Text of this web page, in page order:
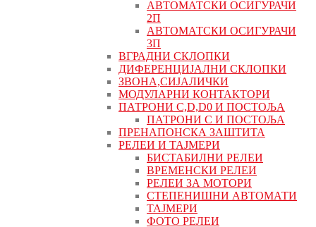
АВТОМАТСКИ ОСИГУРАЧИ
2П
АВТОМАТСКИ ОСИГУРАЧИ
3П
ВГРАДНИ СКЛОПКИ
ДИФЕРЕНЦИЈАЛНИ СКЛОПКИ
ЗВОНА,СИЈАЛИЧКИ
МОДУЛАРНИ КОНТАКТОРИ
ПАТРОНИ C,D,D0 И ПОСТОЉА
ПАТРОНИ C И ПОСТОЉА
ПРЕНАПОНСКА ЗАШТИТА
РЕЛЕИ И ТАЈМЕРИ
БИСТАБИЛНИ РЕЛЕИ
ВРЕМЕНСКИ РЕЛЕИ
РЕЛЕИ ЗА МОТОРИ
СТЕПЕНИШНИ АВТОМАТИ
ТАЈМЕРИ
ФОТО РЕЛЕИ